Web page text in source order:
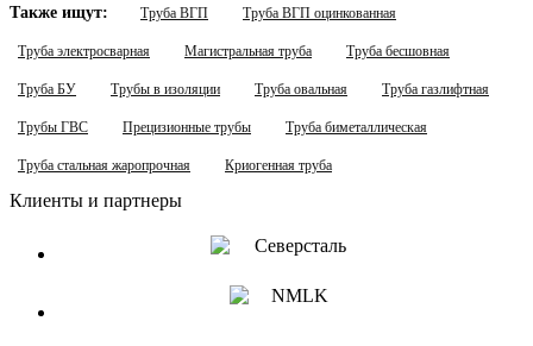
Также ищут: Труба ВГП Труба ВГП оцинкованная
Труба электросварная Магистральная труба Труба бесшовная
Труба БУ Трубы в изоляции Труба овальная Труба газлифтная
Трубы ГВС Прецизионные трубы Труба биметаллическая
Труба стальная жаропрочная Криогенная труба
Клиенты и партнеры